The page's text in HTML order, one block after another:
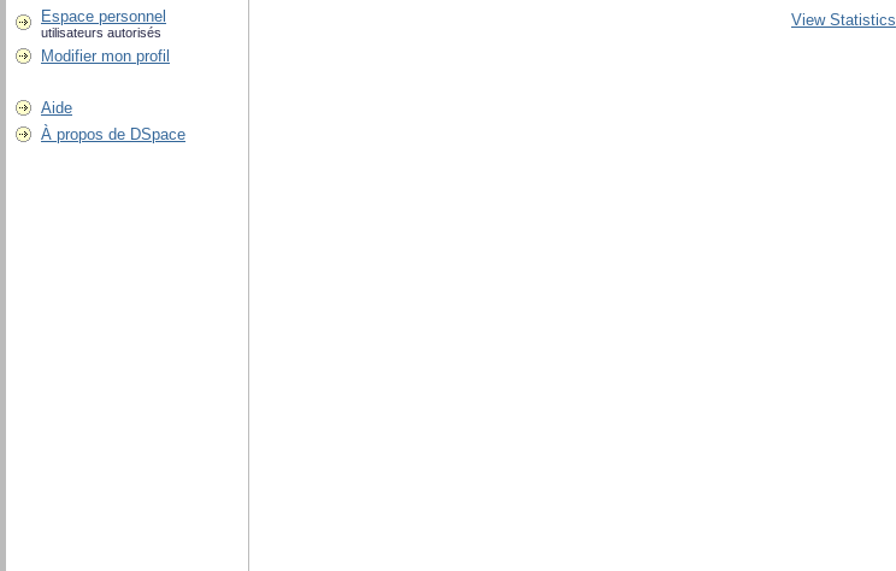
Espace personnel
utilisateurs autorisés
Modifier mon profil
Aide
À propos de DSpace
View Statistics